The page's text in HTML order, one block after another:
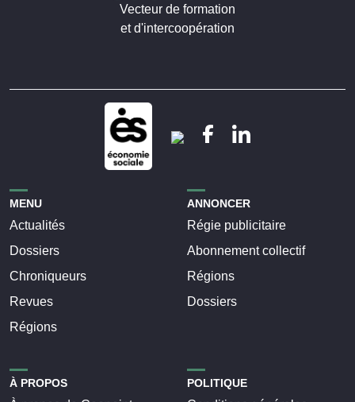
Vecteur de formation
et d'intercoopération
MENU
Actualités
Dossiers
Chroniqueurs
Revues
Régions
ANNONCER
Régie publicitaire
Abonnement collectif
Régions
Dossiers
À PROPOS POLITIQUE